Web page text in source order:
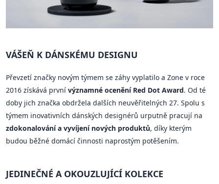
VÁŠEŇ K DÁNSKÉMU DESIGNU
Převzetí značky novým týmem se záhy vyplatilo a Zone v roce
2016 získává první významné ocenění Red Dot Award. Od té
doby jich značka obdržela dalších neuvěřitelných 27. Spolu s
týmem inovativních dánských designérů urputně pracují na
zdokonalování a vyvíjení nových produktů, díky kterým
budou běžné domácí činnosti naprostým potěšením.
JEDINEČNÉ A OKOUZLUJÍCÍ KOLEKCE